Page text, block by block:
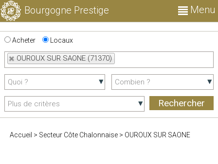
Bourgogne Prestige Menu
Acheter Locaux
OUROUX SUR SAONE (71370)
Accueil > Secteur Côte Chalonnaise > OUROUX SUR SAONE